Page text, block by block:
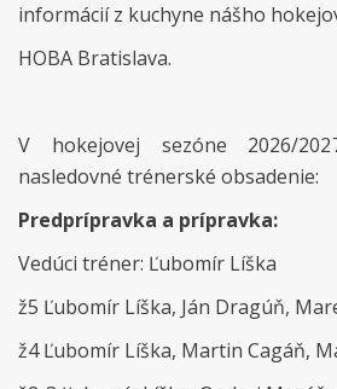
informácií z kuchyne nášho
HOBA Bratislava.
V hokejovej sezóne 2026/
nasledovné trénerské obsadenie:
Predprípravka a prípravka:
Vedúci tréner: Ľubomír Líška
ž5 Ľubomír Líška, Ján Dragúň,
ž4 Ľubomír Líška, Martin Cagáň,